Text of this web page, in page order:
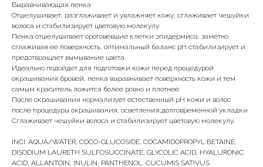
Выравнивающая пенка
Отшелушивает, разглаживает и увлажняет кожу, сглаживает чешуйки
волоса и стабилизирует цветовую молекулу.
Пенка отшелушивает ороговевшие клетки эпидермиса, заметно
сглаживая ее поверхность, оптимальный баланс pH стабилизирует и
предотвращает вымывание цвета.
Идеально подойдет для подготовки кожи перед процедурой
окрашивания бровей, пенка выравнивает поверхность кожи и тем
самым краситель ложится более ровно и плотнее.
После окрашивания нормализует естественный рН кожи и волос
после процедуры окрашивания, осветления,долговременной укладки.
Сглаживает чешуйки волоса и стабилизирует цветовую молекулу.
INCI: AQUA/WATER, COCO-GLUCOSIDE, COCAMIDOPROPYL BETAINE,
DISODIUM LAURETH SULFOSUCCINATE, GLYCOLIC ACID, HYALURONIC
ACID, ALLANTOIN, INULIN, PANTHENOL, CUCUMIS SATIVUS